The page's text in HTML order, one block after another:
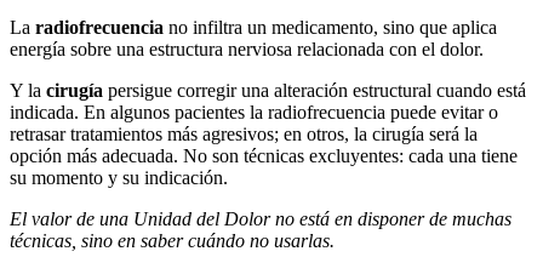
La radiofrecuencia no infiltra un medicamento, sino que aplica
energía sobre una estructura nerviosa relacionada con el dolor.
Y la cirugía persigue corregir una alteración estructural cuando está
indicada. En algunos pacientes la radiofrecuencia puede evitar o
retrasar tratamientos más agresivos; en otros, la cirugía será la
opción más adecuada. No son técnicas excluyentes: cada una tiene
su momento y su indicación.
El valor de una Unidad del Dolor no está en disponer de muchas
técnicas, sino en saber cuándo no usarlas.